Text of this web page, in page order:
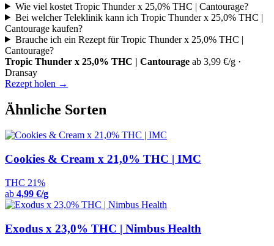
Wie viel kostet Tropic Thunder x 25,0% THC | Cantourage?
Bei welcher Teleklinik kann ich Tropic Thunder x 25,0% THC |
Cantourage kaufen?
Brauche ich ein Rezept für Tropic Thunder x 25,0% THC |
Cantourage?
Tropic Thunder x 25,0% THC | Cantourage ab 3,99 €/g ·
Dransay
Rezept holen →
Ähnliche Sorten
Cookies & Cream x 21,0% THC | IMC
THC 21%
ab 4,99 €/g
Exodus x 23,0% THC | Nimbus Health